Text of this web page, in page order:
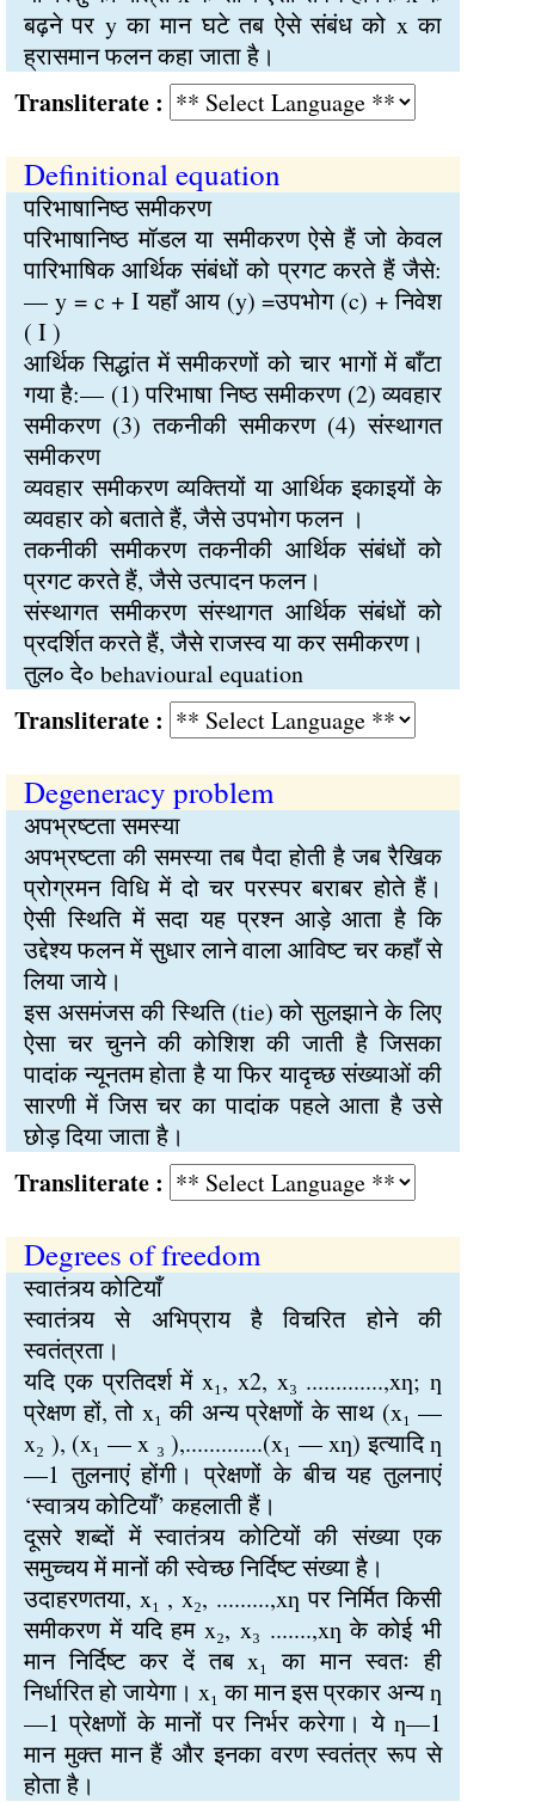
बढ़ने पर y का मान घटे तब ऐसे संबंध को x का
ह्रासमान फलन कहा जाता है।
:
Definitional equation
परिभाषानिष्ठ समीकरण
परिभाषानिष्ठ मॉडल या समीकरण ऐसे हैं जो केवल
पारिभाषिक आर्थिक संबंधों को प्रगट करते हैं जैसे:
— y = c + I यहाँ आय (y) =उपभोग (c) + निवेश
( I )
आर्थिक सिद्धांत में समीकरणों को चार भागों में बाँटा
गया है:— (1) परिभाषा निष्ठ समीकरण (2) व्यवहार
समीकरण (3) तकनीकी समीकरण (4) संस्थागत
समीकरण
व्यवहार समीकरण व्यक्तियों या आर्थिक इकाइयों के
व्यवहार को बताते हैं, जैसे उपभोग फलन ।
तकनीकी समीकरण तकनीकी आर्थिक संबंधों को
प्रगट करते हैं, जैसे उत्पादन फलन।
संस्थागत समीकरण संस्थागत आर्थिक संबंधों को
प्रदर्शित करते हैं, जैसे राजस्व या कर समीकरण।
तुल∘ दे∘ behavioural equation
:
Degeneracy problem
अपभ्रष्टता समस्या
अपभ्रष्टता की समस्या तब पैदा होती है जब रैखिक
प्रोग्रमन विधि में दो चर परस्पर बराबर होते हैं।
ऐसी स्थिति में सदा यह प्रश्न आड़े आता है कि
उद्देश्य फलन में सुधार लाने वाला आविष्ट चर कहाँ से
लिया जाये।
इस असमंजस की स्थिति (tie) को सुलझाने के लिए
ऐसा चर चुनने की कोशिश की जाती है जिसका
पादांक न्यूनतम होता है या फिर यादृच्छ संख्याओं की
सारणी में जिस चर का पादांक पहले आता है उसे
छोड़ दिया जाता है।
:
Degrees of freedom
स्वातंत्र्य कोटियाँ
स्वातंत्र्य से अभिप्राय है विचरित होने की
स्वतंत्रता।
यदि एक प्रतिदर्श में x₁, x2, x₃ .............,xƞ; ƞ
प्रेक्षण हों, तो x₁ की अन्य प्रेक्षणों के साथ (x₁ —
x₂ ), (x₁ — x ₃ ),.............(x₁ — xƞ) इत्यादि ƞ
—1 तुलनाएं होंगी। प्रेक्षणों के बीच यह तुलनाएं
‘स्वात्र्य कोटियाँ’ कहलाती हैं।
दूसरे शब्दों में स्वातंत्र्य कोटियों की संख्या एक
समुच्चय में मानों की स्वेच्छ निर्दिष्ट संख्या है।
उदाहरणतया, x₁ , x₂, .........,xƞ पर निर्मित किसी
समीकरण में यदि हम x₂, x₃ .......,xƞ के कोई भी
मान निर्दिष्ट कर दें तब x₁ का मान स्वतः ही
निर्धारित हो जायेगा। x₁ का मान इस प्रकार अन्य ƞ
—1 प्रेक्षणों के मानों पर निर्भर करेगा। ये ƞ—1
मान मुक्त मान हैं और इनका वरण स्वतंत्र रूप से
होता है।